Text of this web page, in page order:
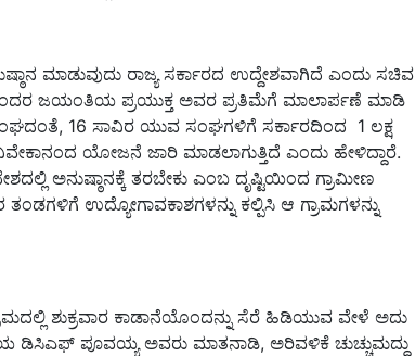
ಮಾಡುವುದು ರಾಜ್ಯ ಸರ್ಕಾರದ ಉದ್ದೇಶವಾಗಿದೆ ಎಂದು ಸಚಿವ
ಜಯಂತಿಯ ಪ್ರಯುಕ್ತ ಅವರ ಪ್ರತಿಮೆಗೆ ಮಾಲಾರ್ಪಣೆ ಮಾಡಿ
16 ಸಾವಿರ ಯುವ ಸಂಘಗಳಿಗೆ ಸರ್ಕಾರದಿಂದ 1 ಲಕ್ಷ
ಯೋಜನೆ ಜಾರಿ ಮಾಡಲಾಗುತ್ತಿದೆ ಎಂದು ಹೇಳಿದ್ದಾರೆ.
ಅನುಷ್ಠಾನಕ್ಕೆ ತರಬೇಕು ಎಂಬ ದೃಷ್ಟಿಯಿಂದ ಗ್ರಾಮೀಣ
ಉದ್ಯೋಗಾವಕಾಶಗಳನ್ನು ಕಲ್ಪಿಸಿ ಆ ಗ್ರಾಮಗಳನ್ನು
ಶುಕ್ರವಾರ ಕಾಡಾನೆಯೊಂದನ್ನು ಸೆರೆ ಹಿಡಿಯುವ ವೇಳೆ ಅದು
ಡಿಸಿಎಫ್‌ ಪೂವಯ್ಯ ಅವರು ಮಾತನಾಡಿ, ಅರಿವಳಿಕೆ ಚುಚ್ಚುಮದ್ದು